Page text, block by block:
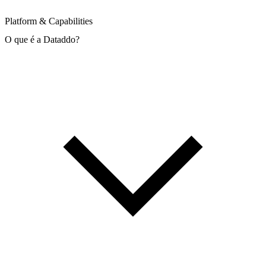
Platform & Capabilities
O que é a Dataddo?